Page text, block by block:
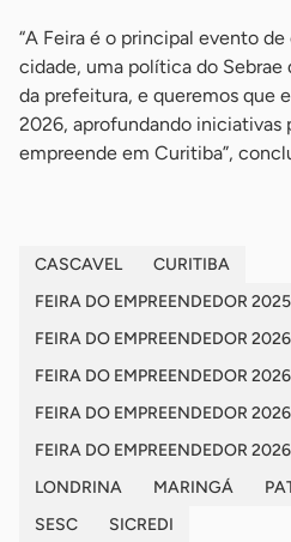
“A Feira é o principal evento
cidade, uma política do
da prefeitura, e queremos que
2026, aprofundando iniciativas
empreende em Curitiba”,
CASCAVEL
CURITIBA
FEIRA DO EMPREENDEDOR 2025
FEIRA DO EMPREENDEDOR 2026
FEIRA DO EMPREENDEDOR
FEIRA DO EMPREENDEDOR
FEIRA DO EMPREENDEDOR
LONDRINA
MARINGÁ
SESC
SICREDI